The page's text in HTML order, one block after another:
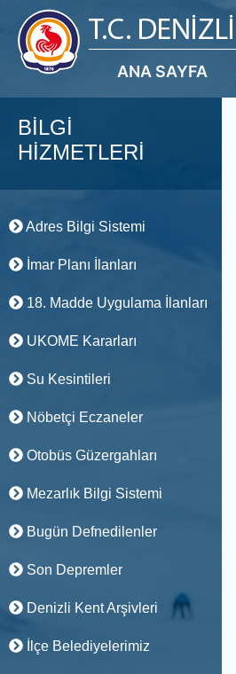
ANA SAYFA
BİLGİ
HİZMETLERİ
Adres Bilgi Sistemi
İmar Planı İlanları
18. Madde Uygulama İlanları
UKOME Kararları
Su Kesintileri
Nöbetçi Eczaneler
Otobüs Güzergahları
Mezarlık Bilgi Sistemi
Bugün Defnedilenler
Son Depremler
Denizli Kent Arşivleri
İlçe Belediyelerimiz